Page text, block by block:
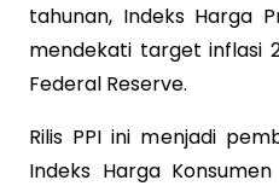
tahunan, Indeks Harga
mendekati target inflasi
Federal Reserve.
Rilis PPI ini menjadi
Indeks Harga